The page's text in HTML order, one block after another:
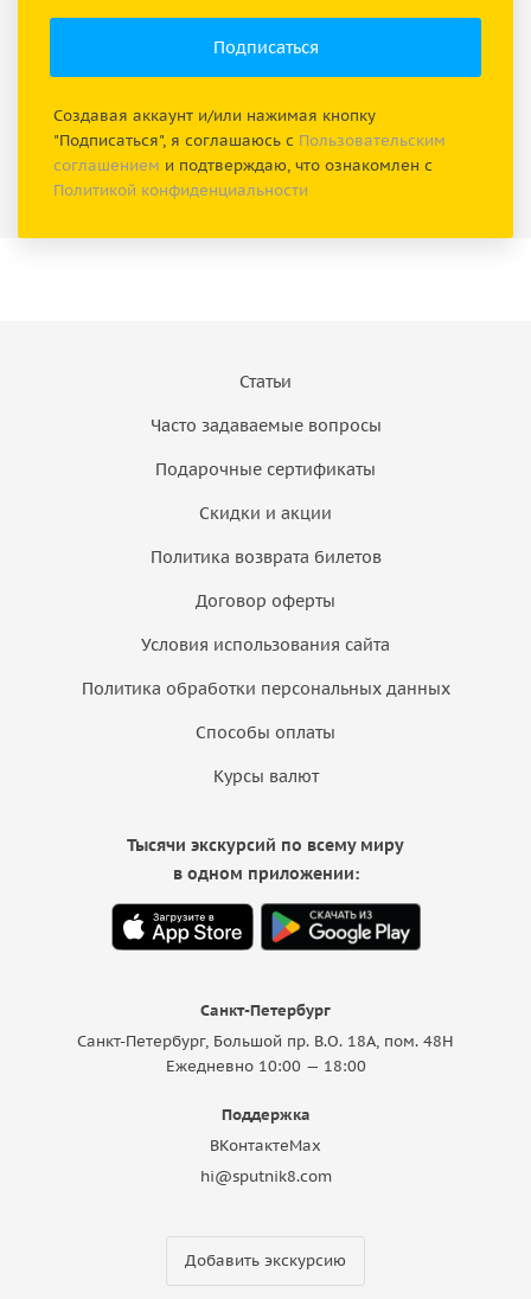
Создавая аккаунт и/или нажимая кнопку
"Подписаться", я соглашаюсь с Пользовательским
соглашением и подтверждаю, что ознакомлен с
Политикой конфиденциальности
Статьи
Часто задаваемые вопросы
Подарочные сертификаты
Скидки и акции
Политика возврата билетов
Договор оферты
Условия использования сайта
Политика обработки персональных данных
Способы оплаты
Курсы валют
Санкт-Петербург
Санкт-Петербург, Большой пр. В.О. 18A, пом. 48Н
Ежедневно 10:00 — 18:00
Поддержка
ВКонтактеMax
hi@sputnik8.com
Добавить экскурсию
Тысячи экскурсий по всему миру
в одном приложении: